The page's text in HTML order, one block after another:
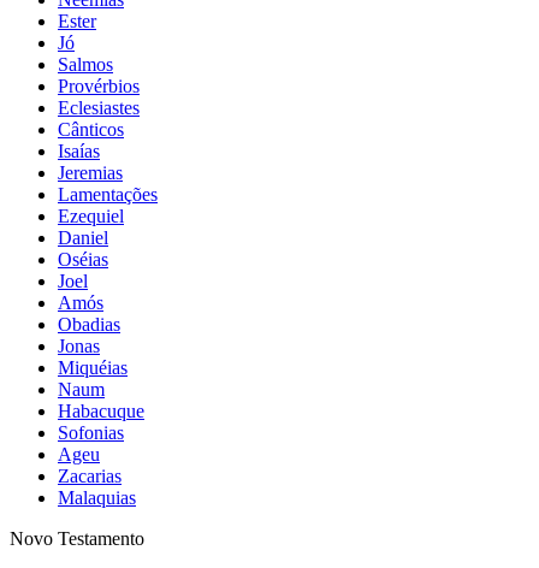
Ester
Jó
Salmos
Provérbios
Eclesiastes
Cânticos
Isaías
Jeremias
Lamentações
Ezequiel
Daniel
Oséias
Joel
Amós
Obadias
Jonas
Miquéias
Naum
Habacuque
Sofonias
Ageu
Zacarias
Malaquias
Novo Testamento